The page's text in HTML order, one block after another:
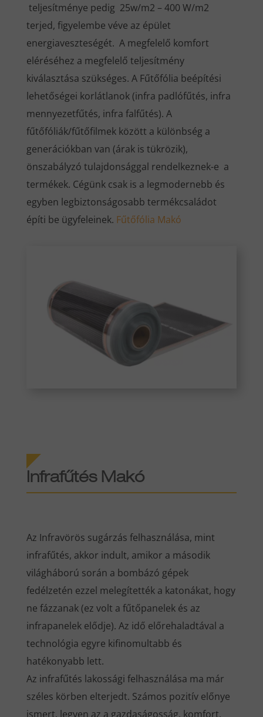
teljesítménye pedig 25w/m2 – 400 W/m2
terjed, figyelembe véve az épület
energiaveszteségét. A megfelelő komfort
eléréséhez a megfelelő teljesítmény
kiválasztása szükséges. A Fűtőfólia beépítési
lehetőségei korlátlanok (infra padlófűtés, infra
mennyezetfűtés, infra falfűtés). A
fűtőfóliák/fűtőfilmek között a különbség a
generációkban van (árak is tükrözik),
önszabályzó tulajdonsággal rendelkeznek-e a
termékek. Cégünk csak is a legmodernebb és
egyben legbiztonságosabb termékcsaládot
építi be ügyfeleinek. Fűtőfólia Makó
Infrafűtés Makó
Az Infravörös sugárzás felhasználása, mint
infrafűtés, akkor indult, amikor a második
világháború során a bombázó gépek
fedélzetén ezzel melegítették a katonákat, hogy
ne fázzanak (ez volt a fűtőpanelek és az
infrapanelek elődje). Az idő előrehaladtával a
technológia egyre kifinomultabb és
hatékonyabb lett.
Az infrafűtés lakossági felhasználása ma már
széles körben elterjedt. Számos pozitív előnye
ismert, legyen az a gazdaságosság, komfort,